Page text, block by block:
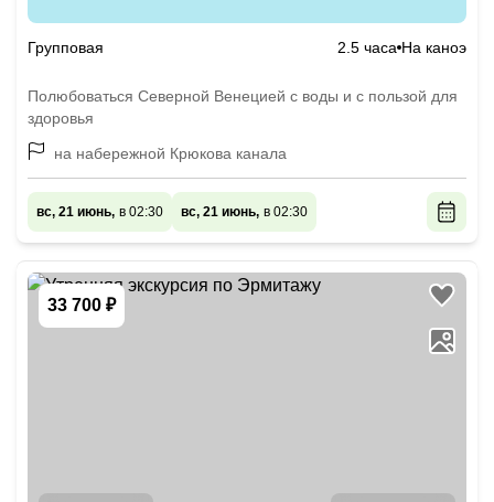
Групповая 2.5 часа На каноэ
Полюбоваться Северной Венецией с воды и с пользой для
здоровья
на набережной Крюкова канала
вс, 21 июнь, в 02:30 вс, 21 июнь, в 02:30
33 700 ₽